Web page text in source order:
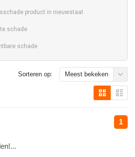
product in nieuwstaat
schade
schade
Sorteren op: Meest bekeken
1